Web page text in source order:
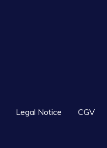
Legal Notice CGV